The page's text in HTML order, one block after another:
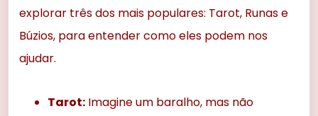
explorar três dos mais populares: Tarot, Runas e
Búzios, para entender como eles podem nos
ajudar.
Tarot: Imagine um baralho, mas não